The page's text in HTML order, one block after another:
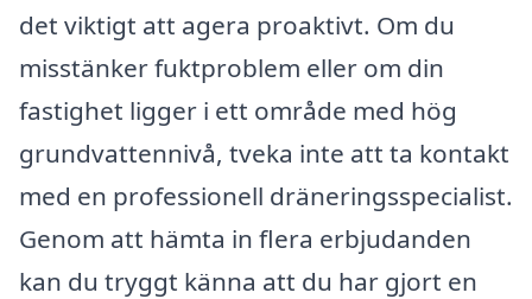
det viktigt att agera proaktivt. Om du
misstänker fuktproblem eller om din
fastighet ligger i ett område med hög
grundvattennivå, tveka inte att ta kontakt
med en professionell dräneringsspecialist.
Genom att hämta in flera erbjudanden
kan du tryggt känna att du har gjort en